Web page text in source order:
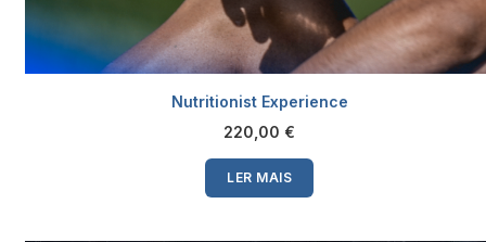
Nutritionist Experience
220,00 €
LER MAIS